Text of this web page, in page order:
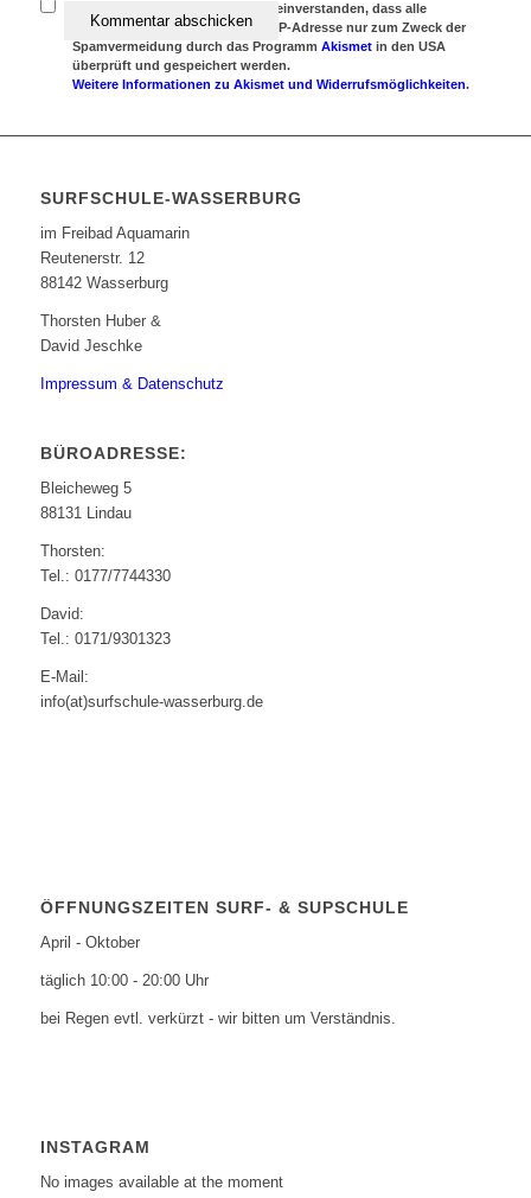
Ich erkläre mich damit einverstanden, dass alle
eingegebenen Daten und meine IP-Adresse nur zum Zweck der
Spamvermeidung durch das ProgrammAkismet in den USA
überprüft und gespeichert werden.
Weitere Informationen zu Akismet und Widerrufsmöglichkeiten.
SURFSCHULE-WASSERBURG
im Freibad Aquamarin
Reutenerstr. 12
88142 Wasserburg
Thorsten Huber &
David Jeschke
Impressum & Datenschutz
BÜROADRESSE:
Bleicheweg 5
88131 Lindau
Thorsten:
Tel.: 0177/7744330
David:
Tel.: 0171/9301323
E-Mail:
info(at)surfschule-wasserburg.de
ÖFFNUNGSZEITEN SURF- & SUPSCHULE
April - Oktober
täglich 10:00 - 20:00 Uhr
bei Regen evtl. verkürzt - wir bitten um Verständnis.
INSTAGRAM
No images available at the moment